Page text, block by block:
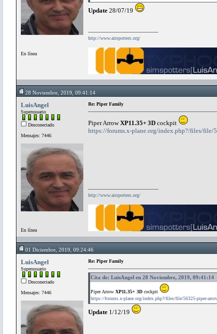
En línea
Update 28/07/19
http://www.airspotters.org/
28 Noviembre, 2019, 09:41:14
LuisAngel
Superusuario
Desconectado
Mensajes: 7446
En línea
Re: Piper Family
Piper ArrowXP11.35+ 3D cockpit
https://forums.x-plane.org/index.php?/files/file/
http://www.airspotters.org/
01 Diciembre, 2019, 09:24:46
LuisAngel
Superusuario
Desconectado
Mensajes: 7446
Re: Piper Family
Cita de: LuisAngel en 28 Noviembre, 2019, 09:41:14
Piper Arrow XP11.35+ 3D cockpit
https://forums.x-plane.org/index.php?/files/file/56325-piper-
Update 1/12/19